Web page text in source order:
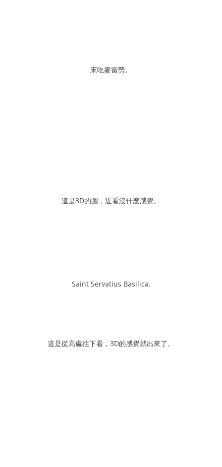
來吃麥當勞。
這是3D的圖，近看沒什麽感覺。
Saint Servatius Basilica.
這是從高處往下看，3D的感覺就出來了。